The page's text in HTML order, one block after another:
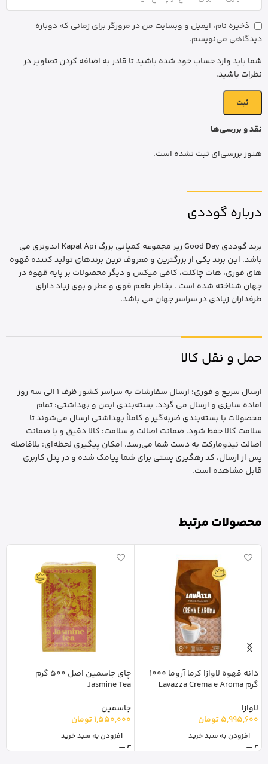
نقد و بررسی‌ها
هنوز بررسی‌ای ثبت نشده است.
ذخیره نام، ایمیل و وبسایت من در مرورگر برای زمانی که دوباره
دیدگاهی می‌نویسم.
شما باید وارد حساب خود شده باشید تا قادر به اضافه کردن تصاویر در
نظرات باشید.
درباره گوددی
برند گوددی Good Day زیر مجموعه کمپانی بزرگ Kapal Api اندونزی می
باشد. این برند یکی از بزرگترین و معروف ترین برندهای تولید کننده قهوه
های فوری، هات چاکلت، کافی میکس و دیگر محصولات بر پایه قهوه در
جهان شناخته شده است . بخاطر طعم قوی و عطر و بوی زیاد دارای
طرفداران زیادی در سراسر جهان می باشد.
حمل و نقل کالا
ارسال سریع و فوری: ارسال سفارشات به سراسر کشور ظرف 1 الی سه روز
اماده سایزی و ارسال می گردد. بسته‌بندی ایمن و بهداشتی: تمام
محصولات با بسته‌بندی ضربه‌گیر و کاملاً بهداشتی ارسال می‌شوند تا
سلامت کالا حفظ شود. ضمانت اصالت و سلامت: کالا دقیق و با ضمانت
اصالت نیدومارکت به دست شما می‌رسد. امکان پیگیری لحظه‌ای: بلافاصله
پس از ارسال، کد رهگیری پستی برای شما پیامک شده و در پنل کاربری
قابل مشاهده است.
محصولات مرتبط
دانه قهوه لاوازا کرما آروما 1000
گرم Lavazza Crema e Aroma
لاوازا
5,995,600تومان
افزودن به سبد خرید
چای جاسمین اصل 500 گرم
Jasmine Tea
جاسمین
1,550,000تومان
افزودن به سبد خرید